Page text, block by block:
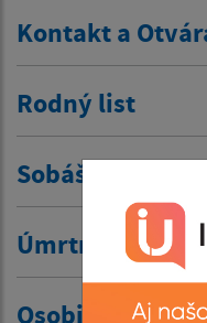
Kontakt a
Rodný list
Sobášny list
Úmrtný list
Osobitná